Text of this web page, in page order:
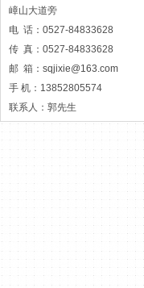
嶂山大道旁
电 话：0527-84833628
传 真：0527-84833628
邮 箱： sqjixie@163.com
手 机：13852805574
联系人：郭先生